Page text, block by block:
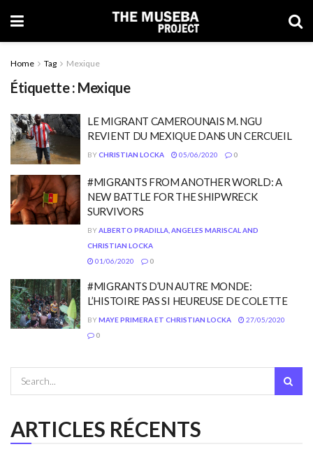
Home Tag Mexique
Étiquette : Mexique
LE MIGRANT CAMEROUNAIS M. NGU
REVIENT DU MEXIQUE DANS UN CERCUEIL
BYCHRISTIAN LOCKA 05/06/2020 0
#MIGRANTS FROM ANOTHER WORLD: A
NEW BATTLE FOR THE SHIPWRECK
SURVIVORS
BYALBERTO PRADILLA, ANGELES MARISCAL AND
CHRISTIAN LOCKA
01/06/2020
0
#MIGRANTS D’UN AUTRE MONDE:
L’HISTOIRE PAS SI HEUREUSE DE COLETTE
BYMAYE PRIMERA ET CHRISTIAN LOCKA
27/05/2020
0
ARTICLES RÉCENTS